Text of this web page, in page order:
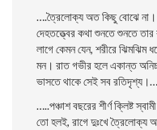
….ত্রৈলােক্য অত কিছু বােঝে না।
দেহতত্ত্বের কথা শুনতে শুনতে
লাগে কেমন যেন, শরীরে
মন। রাত গভীর হলে একান্ত
ভাসতে থাকে সেই সব
…..পঞ্চাশ বছরের শীর্ণ ক্লিষ্ট
তাে হলই, রাগে দুঃখে ত্রৈলােক্য